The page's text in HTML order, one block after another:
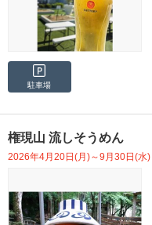
駐車場
権現山 流しそうめん
2026年4月20日(月)～9月30日(水)